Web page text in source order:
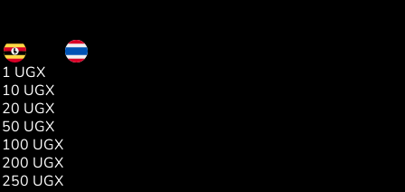
1 UGX
10 UGX
20 UGX
50 UGX
100 UGX
200 UGX
250 UGX